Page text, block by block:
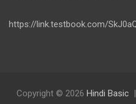
https://link.testbook.com/
Copyright © 2026 Hindi Basic